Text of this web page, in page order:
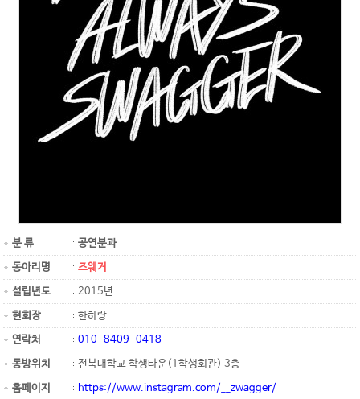
분 류
공연분과
동아리명
즈웨거
설립년도
2015년
현회장
한하랑
연락처
010-8409-0418
동방위치
전북대학교 학생타운(1학생회관) 3층
홈페이지
https://www.instagram.com/__zwagger/